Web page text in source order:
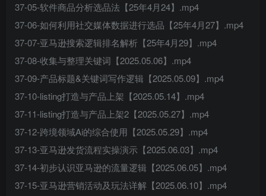
37-05-软件商品分析选品法【25年4月24】.mp4
37-06-如何利用社交媒体数据进行选品【25年4月27】.mp4
37-07-亚马逊搜索逻辑排名解析【25年4月29】.mp4
37-08-收集与整理关键词【2025.05.06】.mp4
37-09-产品标题&关键词写作逻辑【2025.05.09】.mp4
37-10-listing打造与产品上架【2025.05.14】.mp4
37-11-listing打造与产品上架2【2025.05.27】.mp4
37-12-跨境领域Ai的综合使用【2025.05.29】.mp4
37-13-亚马逊发货流程实操演示【2025.06.03】.mp4
37-14-初步认识亚马逊的流量逻辑【2025.06.05】.mp4
37-15-亚马逊营销活动及玩法详解【2025.06.10】.mp4